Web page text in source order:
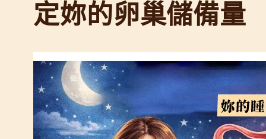
慮
什
麼
才
算
是
定妳的卵巢儲備量